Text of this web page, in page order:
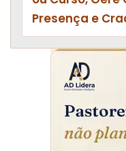
Presença e